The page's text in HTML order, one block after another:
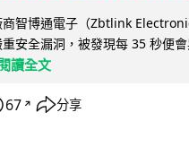
商智博通電子（Zbtlink
安全漏洞，被發現每 35 秒便
讀全文
67 ↗ 分享